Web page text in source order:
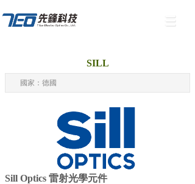
SILL
國家：德國
Sill Optics 雷射光學元件